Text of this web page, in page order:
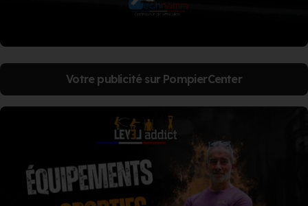
Votre publicité sur PompierCenter